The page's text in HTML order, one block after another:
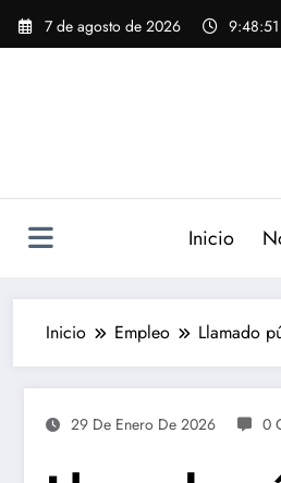
Saltar
7 de agosto de 2026
Inicio
Inicio Empleo Llamado
29 De Enero De 2026 0